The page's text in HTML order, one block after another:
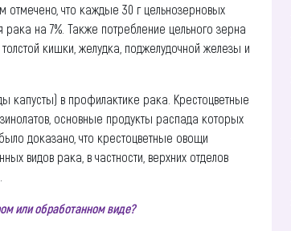
отмечено, что каждые 30 г цельнозерновых
на 7%. Также потребление цельного зерна
кишки, желудка, поджелудочной железы и
капусты) в профилактике рака. Крестоцветные
основные продукты распада которых
доказано, что крестоцветные овощи
видов рака, в частности, верхних отделов
или обработанном виде?